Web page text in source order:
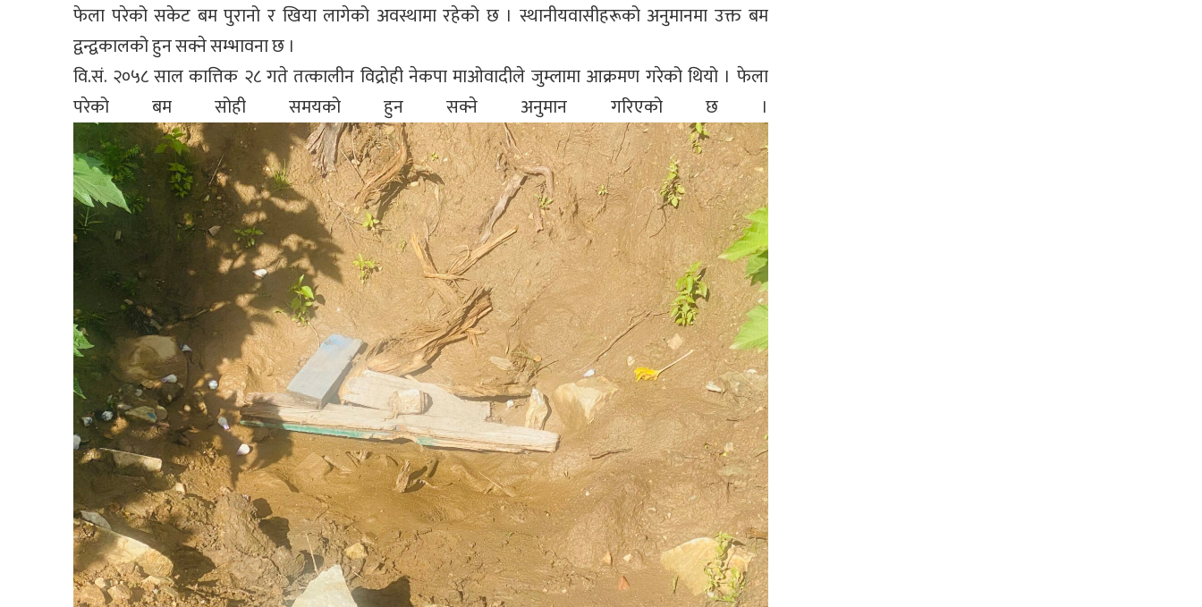
फेला परेको सकेट बम पुरानो र खिया लागेको अवस्थामा रहेको छ । स्थानीयवासीहरूको अनुमानमा उक्त बम
द्वन्द्वकालको हुन सक्ने सम्भावना छ ।
वि.सं. २०५८ साल कात्तिक २८ गते तत्कालीन विद्रोही नेकपा माओवादीले जुम्लामा आक्रमण गरेको थियो । फेला
परेको बम सोही समयको हुन सक्ने अनुमान गरिएको छ ।